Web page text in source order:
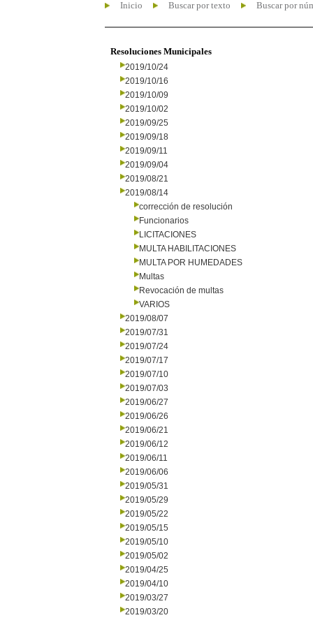
Inicio Buscar por texto Buscar por
Resoluciones Municipales
2019/10/24
2019/10/16
2019/10/09
2019/10/02
2019/09/25
2019/09/18
2019/09/11
2019/09/04
2019/08/21
2019/08/14
corrección de resolución
Funcionarios
LICITACIONES
MULTA HABILITACIONES
MULTA POR HUMEDADES
Multas
Revocación de multas
VARIOS
2019/08/07
2019/07/31
2019/07/24
2019/07/17
2019/07/10
2019/07/03
2019/06/27
2019/06/26
2019/06/21
2019/06/12
2019/06/11
2019/06/06
2019/05/31
2019/05/29
2019/05/22
2019/05/15
2019/05/10
2019/05/02
2019/04/25
2019/04/10
2019/03/27
2019/03/20